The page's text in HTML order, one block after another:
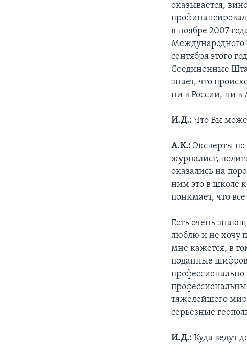
оказывается,
в ноябре 2007
Международного
сентября этого
Соединенные
знает, что
ни в России, ни в
И.Д.: Что Вы
А.К.: Эксперты
журналист,
оказались на
ним это в школе
понимает, что
Есть очень
люблю и не хочу
мне кажется, в
поданные
тяжелейшего
серьезные
И.Д.:Куда ведут